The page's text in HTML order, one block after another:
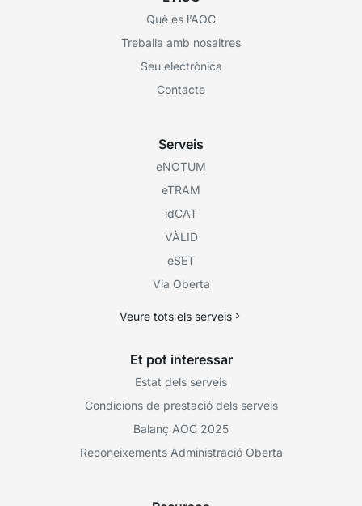
Què és l’AOC
Treballa amb nosaltres
Seu electrònica
Contacte
Serveis
eNOTUM
eTRAM
idCAT
VÀLID
eSET
Via Oberta
Veure tots els serveis
Et pot interessar
Estat dels serveis
Condicions de prestació dels serveis
Balanç AOC 2025
Reconeixements Administració Oberta